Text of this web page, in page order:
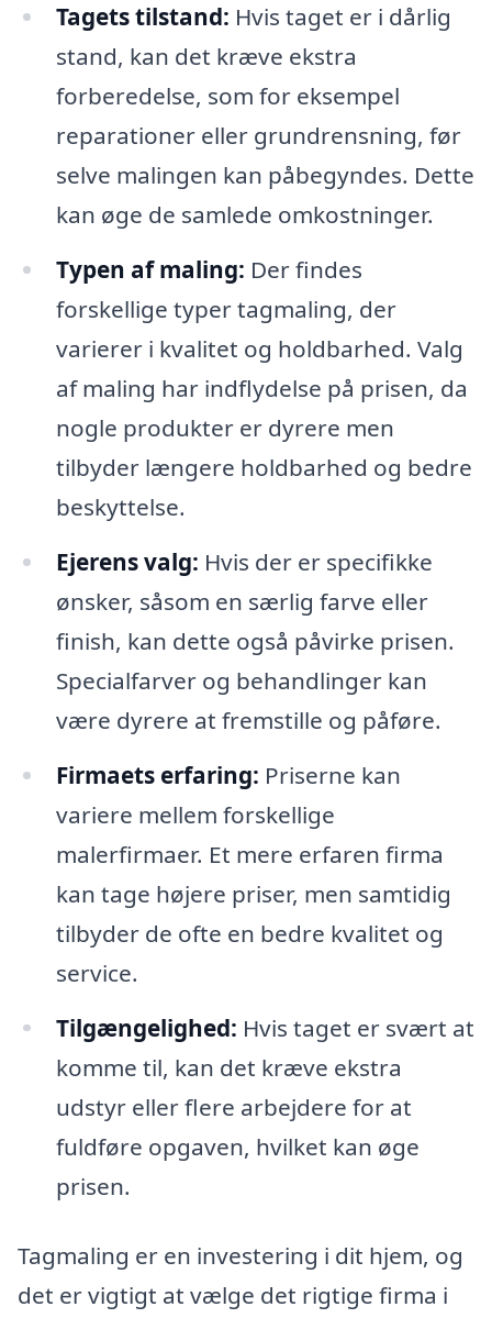
Tagets tilstand: Hvis taget er i dårlig
stand, kan det kræve ekstra
forberedelse, som for eksempel
reparationer eller grundrensning, før
selve malingen kan påbegyndes. Dette
kan øge de samlede omkostninger.
Typen af maling: Der findes
forskellige typer tagmaling, der
varierer i kvalitet og holdbarhed. Valg
af maling har indflydelse på prisen, da
nogle produkter er dyrere men
tilbyder længere holdbarhed og bedre
beskyttelse.
Ejerens valg: Hvis der er specifikke
ønsker, såsom en særlig farve eller
finish, kan dette også påvirke prisen.
Specialfarver og behandlinger kan
være dyrere at fremstille og påføre.
Firmaets erfaring: Priserne kan
variere mellem forskellige
malerfirmaer. Et mere erfaren firma
kan tage højere priser, men samtidig
tilbyder de ofte en bedre kvalitet og
service.
Tilgængelighed: Hvis taget er svært at
komme til, kan det kræve ekstra
udstyr eller flere arbejdere for at
fuldføre opgaven, hvilket kan øge
prisen.
Tagmaling er en investering i dit hjem, og
det er vigtigt at vælge det rigtige firma i